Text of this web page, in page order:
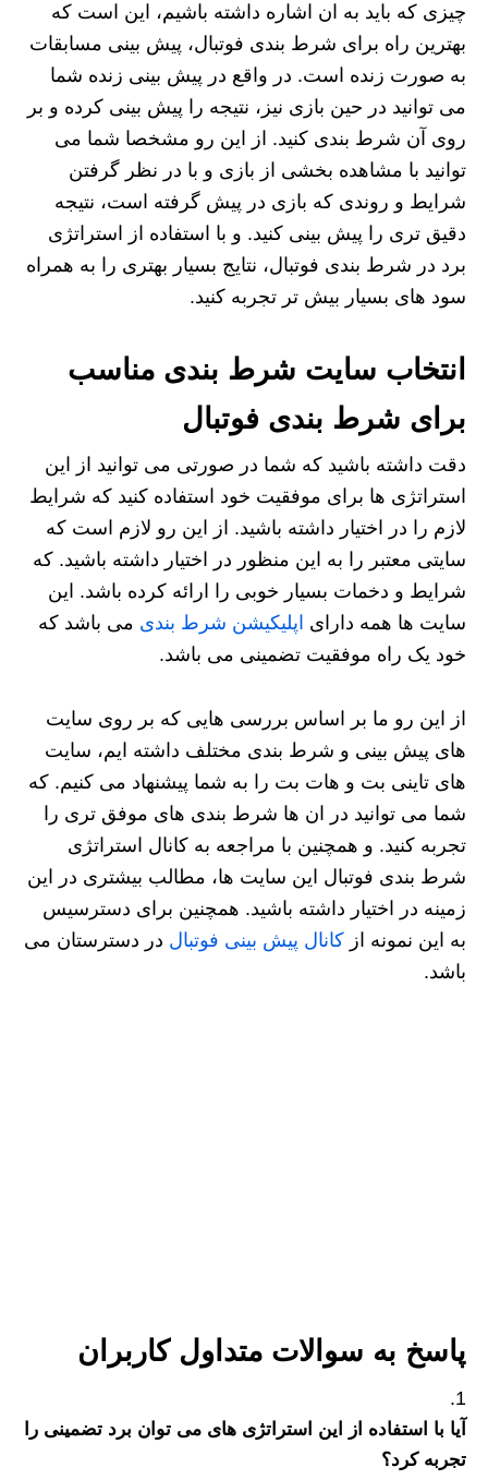
چیزی که باید به ان اشاره داشته باشیم، این است که
بهترین راه برای شرط بندی فوتبال، پیش بینی مسابقات
به صورت زنده است. در واقع در پیش بینی زنده شما
می توانید در حین بازی نیز، نتیجه را پیش بینی کرده و بر
روی آن شرط بندی کنید. از این رو مشخصا شما می
توانید با مشاهده بخشی از بازی و با در نظر گرفتن
شرایط و روندی که بازی در پیش گرفته است، نتیجه
دقیق تری را پیش بینی کنید. و با استفاده از استراتژی
برد در شرط بندی فوتبال، نتایج بسیار بهتری را به همراه
سود های بسیار بیش تر تجربه کنید.
انتخاب سایت شرط بندی مناسب
برای شرط بندی فوتبال
دقت داشته باشید که شما در صورتی می توانید از این
استراتژی ها برای موفقیت خود استفاده کنید که شرایط
لازم را در اختیار داشته باشید. از این رو لازم است که
سایتی معتبر را به این منظور در اختیار داشته باشید. که
شرایط و دخمات بسیار خوبی را ارائه کرده باشد. این
سایت ها همه دارای اپلیکیشن شرط بندی می باشد که
خود یک راه موفقیت تضمینی می باشد.
از این رو ما بر اساس بررسی هایی که بر روی سایت
های پیش بینی و شرط بندی مختلف داشته ایم، سایت
های تاینی بت و هات بت را به شما پیشنهاد می کنیم. که
شما می توانید در ان ها شرط بندی های موفق تری را
تجربه کنید. و همچنین با مراجعه به کانال استراتژی
شرط بندی فوتبال این سایت ها، مطالب بیشتری در این
زمینه در اختیار داشته باشید. همچنین برای دسترسیس
به این نمونه از کانال پیش بینی فوتبال در دسترستان می
باشد.
پاسخ به سوالات متداول کاربران
آیا با استفاده از این استراتژی های می توان برد تضمینی را
تجربه کرد؟